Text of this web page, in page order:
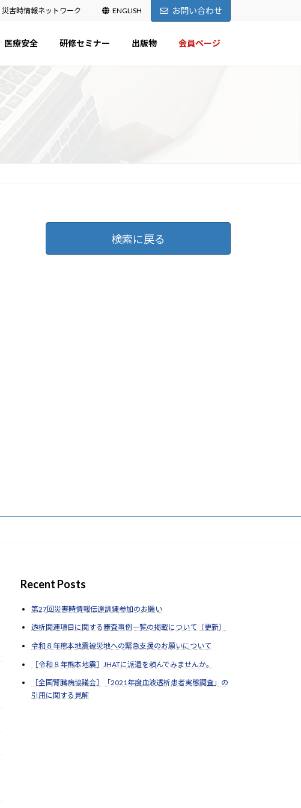
災害時情報ネットワーク ENGLISH お問い合わせ
医療安全 研修セミナー 出版物 会員ページ
検索に戻る
Recent Posts
第27回災害時情報伝達訓練参加のお願い
透析関連項目に関する審査事例一覧の掲載について（更新）
令和８年熊本地震被災地への緊急支援のお願いについて
［令和８年熊本地震］JHATに派遣を頼んでみませんか。
［全国腎臓病協議会］「2021年度血液透析患者実態調査」の
引用に関する見解